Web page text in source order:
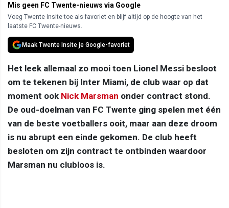
Mis geen FC Twente-nieuws via Google
Voeg Twente Insite toe als favoriet en blijf altijd op de hoogte van het
laatste FC Twente-nieuws.
Maak Twente Insite je Google-favoriet
Het leek allemaal zo mooi toen Lionel Messi besloot
om te tekenen bij Inter Miami, de club waar op dat
moment ook Nick Marsman onder contract stond.
De oud-doelman van FC Twente ging spelen met één
van de beste voetballers ooit, maar aan deze droom
is nu abrupt een einde gekomen. De club heeft
besloten om zijn contract te ontbinden waardoor
Marsman nu clubloos is.